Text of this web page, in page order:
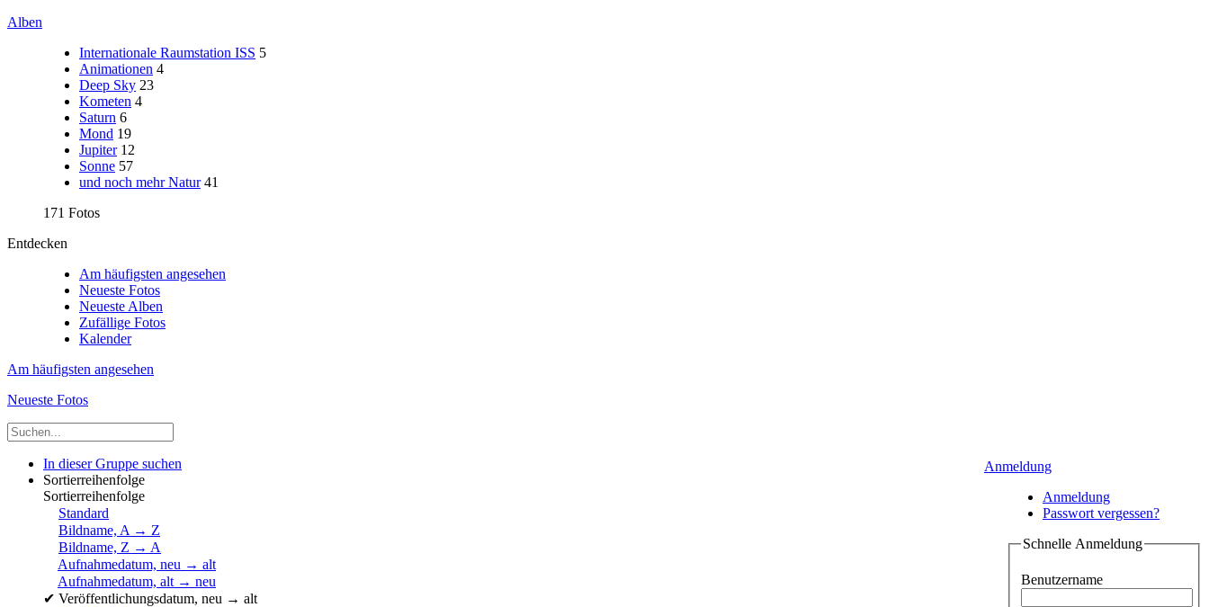
Alben
Internationale Raumstation ISS 5
Animationen 4
Deep Sky 23
Kometen 4
Saturn 6
Mond 19
Jupiter 12
Sonne 57
und noch mehr Natur 41
171 Fotos
Entdecken
Am häufigsten angesehen
Neueste Fotos
Neueste Alben
Zufällige Fotos
Kalender
Am häufigsten angesehen
Neueste Fotos
Anmeldung
Anmeldung
Passwort vergessen?
Schnelle Anmeldung
Benutzername
In dieser Gruppe suchen
Sortierreihenfolge
Sortierreihenfolge
Standard
Bildname, A → Z
Bildname, Z → A
Aufnahmedatum, neu → alt
Aufnahmedatum, alt → neu
✔ Veröffentlichungsdatum, neu → alt